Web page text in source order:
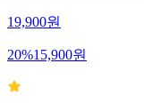
19,900원
20%15,900원